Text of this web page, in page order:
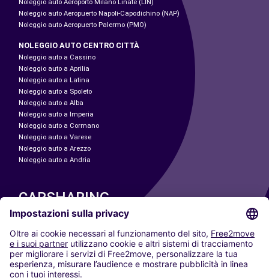
Noleggio auto Aeroporto Milano Linate (LIN)
Noleggio auto Aeropuerto Napoli-Capodichino (NAP)
Noleggio auto Aeropuerto Palermo (PMO)
NOLEGGIO AUTO CENTRO CITTÀ
Noleggio auto a Cassino
Noleggio auto a Aprilia
Noleggio auto a Latina
Noleggio auto a Spoleto
Noleggio auto a Alba
Noleggio auto a Imperia
Noleggio auto a Cormano
Noleggio auto a Varese
Noleggio auto a Arezzo
Noleggio auto a Andria
CARSHARING
LE NOSTRE CITTÀ
Paris
Madrid
Washington DC
Milano